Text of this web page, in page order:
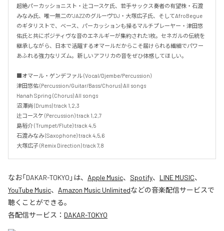
超絶パーカッショニスト・辻コースケ氏、若手サックス奏者の有望株・石渡
みなみ氏、唯一無二の"JAZZのグルーヴ"DJ・大塚広子氏、そしてAfroBegue
のギタリストで、ベース、パーカッションも操るマルチプレーヤー・津田悠
佑氏と共にポジティヴな音のエネルギーが集約された1枚。セネガルの伝統を
継承しながら、日本で活躍するオマールだからこそ届けられる繊細でパワー
あふれる強力なリズム。新しいアフリカの音をぜひ体感してほしい。
■オマール・ゲンデファル (Vocal/Djembe/Percussion)
津田悠佑 (Percussion/Guitar/Bass/Chorus) All songs
Hanah Spring (Chorus) All songs
沼澤尚 (Drums) track 1,2,3
辻コースケ (Percussion) track 1,2,7
島裕介 (Trumpet/Flute) track 4,5
石渡みなみ (Saxophone) track 4,5,6
大塚広子 (Remix Direction) track 7,8
なお「DAKAR-TOKYO 」は、 Apple Music、 Spotify、 LINE MUSIC、
YouTube Music、 Amazon Music Unlimitedなどの音楽配信サービスで
聴くことができる。
各配信サービス： DAKAR-TOKYO